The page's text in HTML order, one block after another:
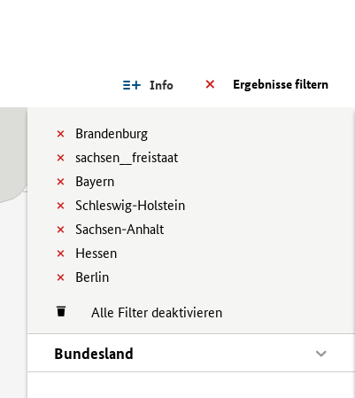
Ergebnisse filtern
Info
Brandenburg
sachsen__freistaat
Bayern
Schleswig-Holstein
Sachsen-Anhalt
Hessen
Berlin
Alle Filter deaktivieren
Bundesland